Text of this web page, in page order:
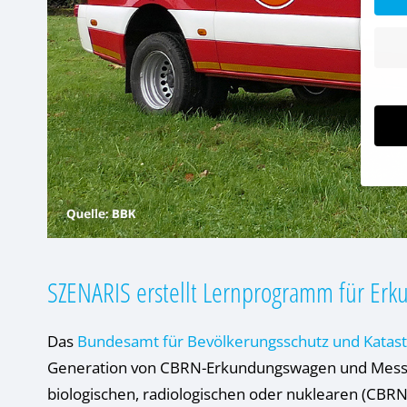
SZENARIS erstellt Lernprogramm für
Das Bundesamt für Bevölkerungsschutz und
Generation von CBRN-Erkundungswagen und
biologischen, radiologischen oder nuklearen
Hier
Ihre